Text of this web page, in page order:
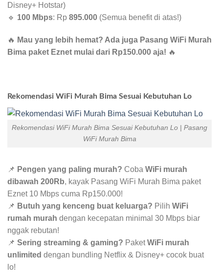
Disney+ Hotstar)
🔹 100 Mbps: Rp 895.000 (Semua benefit di atas!)
🔥 Mau yang lebih hemat? Ada juga Pasang WiFi Murah
Bima paket Eznet mulai dari Rp150.000 aja! 🔥
Rekomendasi WiFi Murah Bima Sesuai Kebutuhan Lo
Rekomendasi WiFi Murah Bima Sesuai Kebutuhan Lo | Pasang
WiFi Murah Bima
📌 Pengen yang paling murah? Coba WiFi murah
dibawah 200Rb, kayak Pasang WiFi Murah Bima paket
Eznet 10 Mbps cuma Rp150.000!
📌 Butuh yang kenceng buat keluarga? Pilih WiFi
rumah murah dengan kecepatan minimal 30 Mbps biar
nggak rebutan!
📌 Sering streaming & gaming? PaketWiFi murah
unlimited dengan bundling Netflix & Disney+ cocok buat
lo!